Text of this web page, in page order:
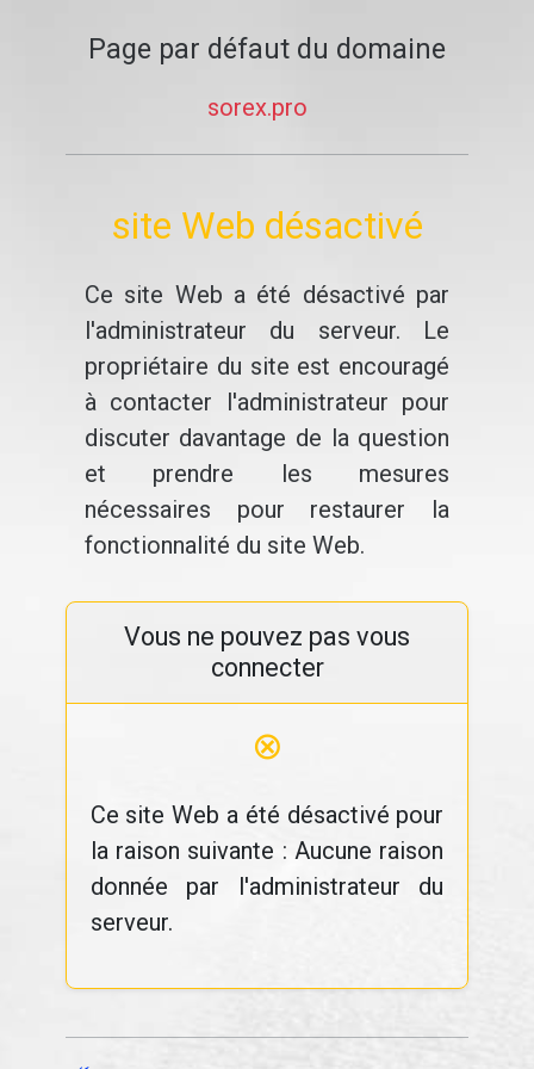
Page par défaut du domaine
sorex.pro
site Web désactivé
Ce site Web a été désactivé par
l'administrateur du serveur. Le
propriétaire du site est encouragé
à contacter l'administrateur pour
discuter davantage de la question
et prendre les mesures
nécessaires pour restaurer la
fonctionnalité du site Web.
Vous ne pouvez pas vous
connecter
⊗
Ce site Web a été désactivé pour
la raison suivante : Aucune raison
donnée par l'administrateur du
serveur.